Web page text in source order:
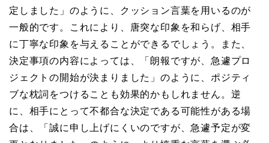
定しました」のように、クッション言葉を用いるのが
一般的です。これにより、唐突な印象を和らげ、相手
に丁寧な印象を与えることができるでしょう。また、
決定事項の内容によっては、「朗報ですが、急遽プロ
ジェクトの開始が決まりました」のように、ポジティ
ブな枕詞をつけることも効果的かもしれません。逆
に、相手にとって不都合な決定である可能性がある場
合は、「誠に申し上げにくいのですが、急遽予定が変